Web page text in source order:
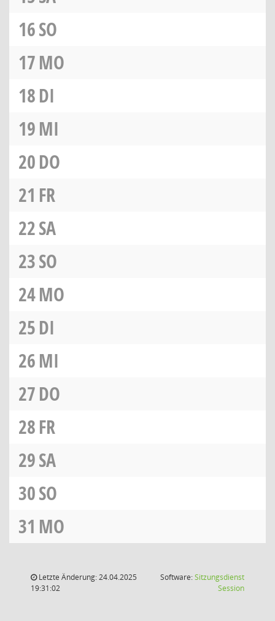
16SO
17MO
18DI
19MI
20DO
21 FR
22SA
23SO
24MO
25DI
26MI
27DO
28FR
29SA
30SO
31 MO
Letzte Änderung: 24.04.2025
19:31:02
Software:Sitzungsdienst
Session(Wird in